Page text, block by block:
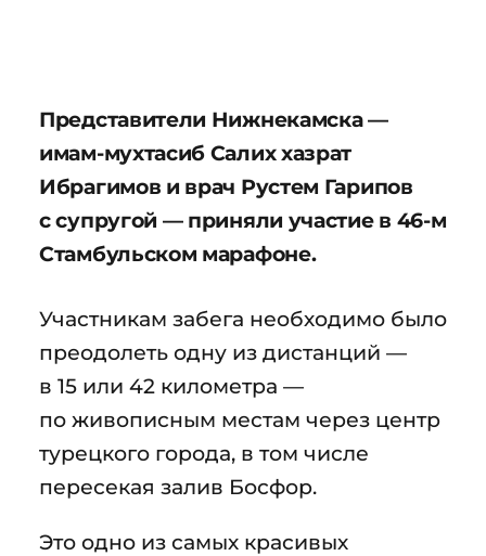
Представители Нижнекамска —
имам-мухтасиб Салих хазрат
Ибрагимов и врач Рустем Гарипов
с супругой — приняли участие в 46-м
Стамбульском марафоне.
Участникам забега необходимо было
преодолеть одну из дистанций —
в 15 или 42 километра —
по живописным местам через центр
турецкого города, в том числе
пересекая залив Босфор.
Это одно из самых красивых